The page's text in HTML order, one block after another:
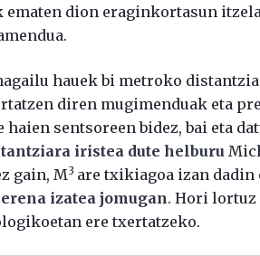
ematen dion eraginkortasun
hauek bi metroko
diren mugimenduak eta
haien sentsoreen bidez, bai eta
iristea dute helburu
gain, M3 are txikiagoa izan
izatea jomugan. Hori lortuz
ere txertatzeko.